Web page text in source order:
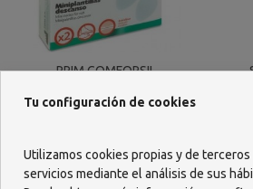
PRIM COMFORSIL
ANTIDESLIZANTES SILICONA
AÑADIR
Tu configuración de cookies
Utilizamos cookies propias y de
servicios mediante el análisis de sus